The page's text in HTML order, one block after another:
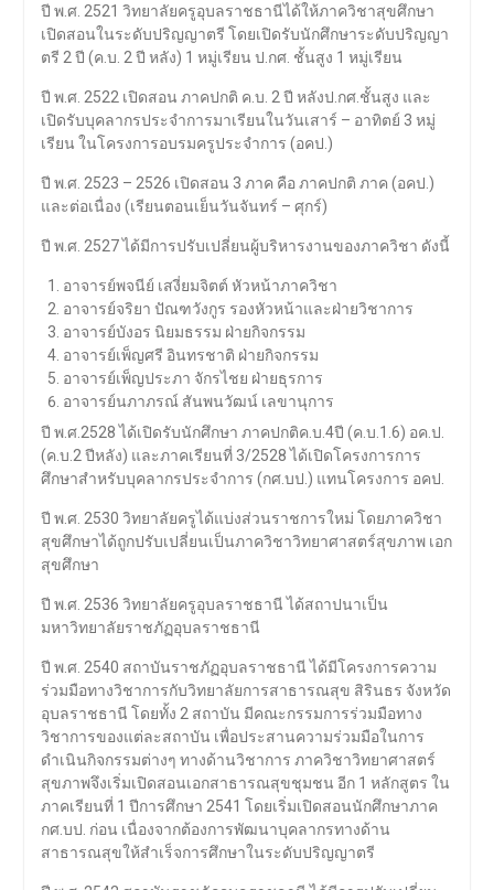
ปี พ.ศ. 2521 วิทยาลัยครูอุบลราชธานีได้ให้ภาควิชาสุขศึกษา
เปิดสอนในระดับปริญญาตรี โดยเปิดรับนักศึกษาระดับปริญญา
ตรี 2 ปี (ค.บ. 2 ปี หลัง) 1 หมู่เรียน ป.กศ. ชั้นสูง 1 หมู่เรียน
ปี พ.ศ. 2522 เปิดสอน ภาคปกติ ค.บ. 2 ปี หลังป.กศ.ชั้นสูง และ
เปิดรับบุคลากรประจำการมาเรียนในวันเสาร์ – อาทิตย์ 3 หมู่
เรียน ในโครงการอบรมครูประจำการ (อคป.)
ปี พ.ศ. 2523 – 2526 เปิดสอน 3 ภาค คือ ภาคปกติ ภาค (อคป.)
และต่อเนื่อง (เรียนตอนเย็นวันจันทร์ – ศุกร์)
ปี พ.ศ. 2527 ได้มีการปรับเปลี่ยนผู้บริหารงานของภาควิชา ดังนี้
อาจารย์พจนีย์ เสงี่ยมจิตต์ หัวหน้าภาควิชา
อาจารย์จริยา ปัณฑวังกูร รองหัวหน้าและฝ่ายวิชาการ
อาจารย์บังอร นิยมธรรม ฝ่ายกิจกรรม
อาจารย์เพ็ญศรี อินทรชาติ ฝ่ายกิจกรรม
อาจารย์เพ็ญประภา จักรไชย ฝ่ายธุรการ
อาจารย์นภาภรณ์ สันพนวัฒน์ เลขานุการ
ปี พ.ศ.2528 ได้เปิดรับนักศึกษา ภาคปกติค.บ.4ปี (ค.บ.1.6) อค.ป.
(ค.บ.2 ปีหลัง) และภาคเรียนที่ 3/2528 ได้เปิดโครงการการ
ศึกษาสำหรับบุคลากรประจำการ (กศ.บป.) แทนโครงการ อคป.
ปี พ.ศ. 2530 วิทยาลัยครูได้แบ่งส่วนราชการใหม่ โดยภาควิชา
สุขศึกษาได้ถูกปรับเปลี่ยนเป็นภาควิชาวิทยาศาสตร์สุขภาพ เอก
สุขศึกษา
ปี พ.ศ. 2536 วิทยาลัยครูอุบลราชธานี ได้สถาปนาเป็น
มหาวิทยาลัยราชภัฏอุบลราชธานี
ปี พ.ศ. 2540 สถาบันราชภัฏอุบลราชธานี ได้มีโครงการความ
ร่วมมือทางวิชาการกับวิทยาลัยการสาธารณสุข สิรินธร จังหวัด
อุบลราชธานี โดยทั้ง 2 สถาบัน มีคณะกรรมการร่วมมือทาง
วิชาการของแต่ละสถาบัน เพื่อประสานความร่วมมือในการ
ดำเนินกิจกรรมต่างๆ ทางด้านวิชาการ ภาควิชาวิทยาศาสตร์
สุขภาพจึงเริ่มเปิดสอนเอกสาธารณสุขชุมชน อีก 1 หลักสูตร ใน
ภาคเรียนที่ 1 ปีการศึกษา 2541 โดยเริ่มเปิดสอนนักศึกษาภาค
กศ.บป. ก่อน เนื่องจากต้องการพัฒนาบุคลากรทางด้าน
สาธารณสุขให้สำเร็จการศึกษาในระดับปริญญาตรี